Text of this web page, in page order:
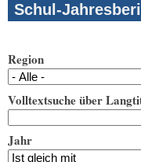
Schul-
Region
Volltextsuche über
Jahr